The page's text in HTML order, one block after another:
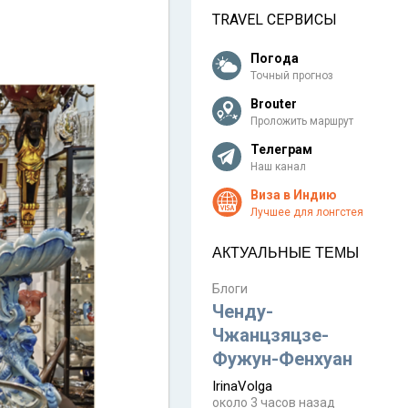
TRAVEL СЕРВИСЫ
Погода
Точный прогноз
Brouter
Проложить маршрут
Телеграм
Наш канал
Виза в Индию
Лучшее для лонгстея
АКТУАЛЬНЫЕ ТЕМЫ
Блоги
Ченду-
Чжанцзяцзе-
Фужун-Фенхуан
IrinaVolga
около 3 часов назад